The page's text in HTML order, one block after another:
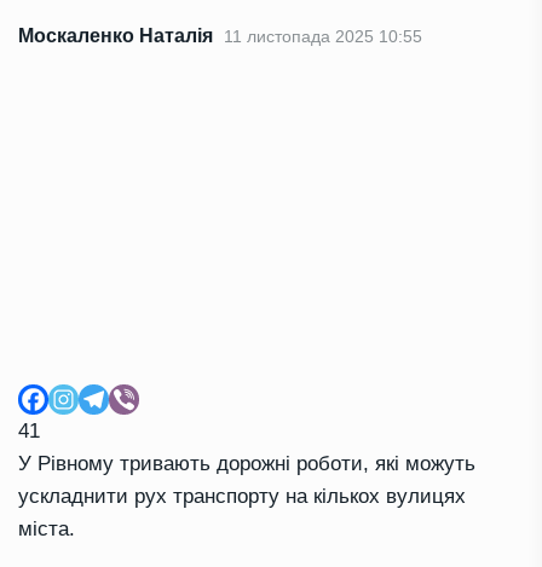
Москаленко Наталія 11 листопада 2025 10:55
41
У Рівному тривають дорожні роботи, які можуть
ускладнити рух транспорту на кількох вулицях
міста.